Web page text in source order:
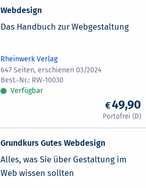
Webdesign
Das Handbuch zur Webgestaltung
Rheinwerk Verlag
647 Seiten, erschienen 03/2024
RW-10030
Verfügbar
49,90
Grundkurs Gutes Webdesign
Alles, was Sie über Gestaltung im
Web wissen sollten